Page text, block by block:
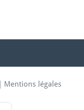
Mentions légales